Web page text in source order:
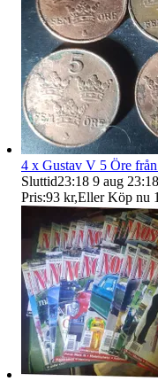
4 x Gustav V 5 Öre
Sluttid23:18 9 aug 23:18
Pris:93 kr,Eller Köp nu